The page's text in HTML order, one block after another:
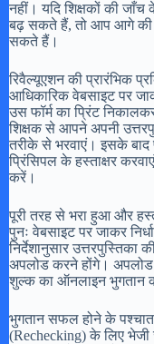
नहीं। यदि शिक्षकों की
बढ़ सकते हैं, तो आप आगे की
सकते हैं।
रिवैल्यूएशन की प्रारंभिक
आधिकारिक वेबसाइट पर
उस फॉर्म का प्रिंट
शिक्षक से आपने अपनी
तरीके से भरवाएं। इसके बाद
प्रिंसिपल के हस्ताक्षर
करें।
पूरी तरह से भरा हुआ और
पुनः वेबसाइट पर जाकर
निर्देशानुसार
अपलोड करने होंगे। अपलोड
शुल्क का ऑनलाइन भुगतान
भुगतान सफल होने के
(Rechecking) के लिए भेजी